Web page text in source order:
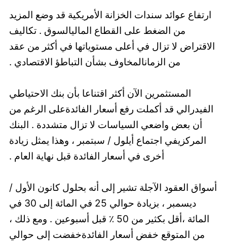
ارتفاع عوائد سندات الخزانة الأمريكية قد وضع المزيد
من الضغط على القطاع الماليالسوق . تكاليف
الاقتراض لا تزال في أعلى مستوياتها في أكثر من عقد
من الزمانالمخاوف بشأن التباطؤ الاقتصادي .
المستثمرين الآن أكثر اقتناعا بأن بنك الاحتياطي
الفيدرالي قد أكملت رفع أسعار الفائدةعلى الرغم من
أن بعض واضعي السياسات لا تزال متشددة . البنك
المركزيفي اجتماع أيلول / سبتمبر ، وهذا يمثل زيادة
أخرى في أسعار الفائدة قبل نهاية العام .
أسواق العقود الآجلة تشير إلى أنه بحلول كانون الأول /
ديسمبر ، بزيادة حوالي 25 في المائة إلى 30 في
المائة ،أقل بكثير من 50 ٪ قبل أسبوعين . ومع ذلك ،
من المتوقع خفض أسعار الفائدةخفضت إلى حوالي